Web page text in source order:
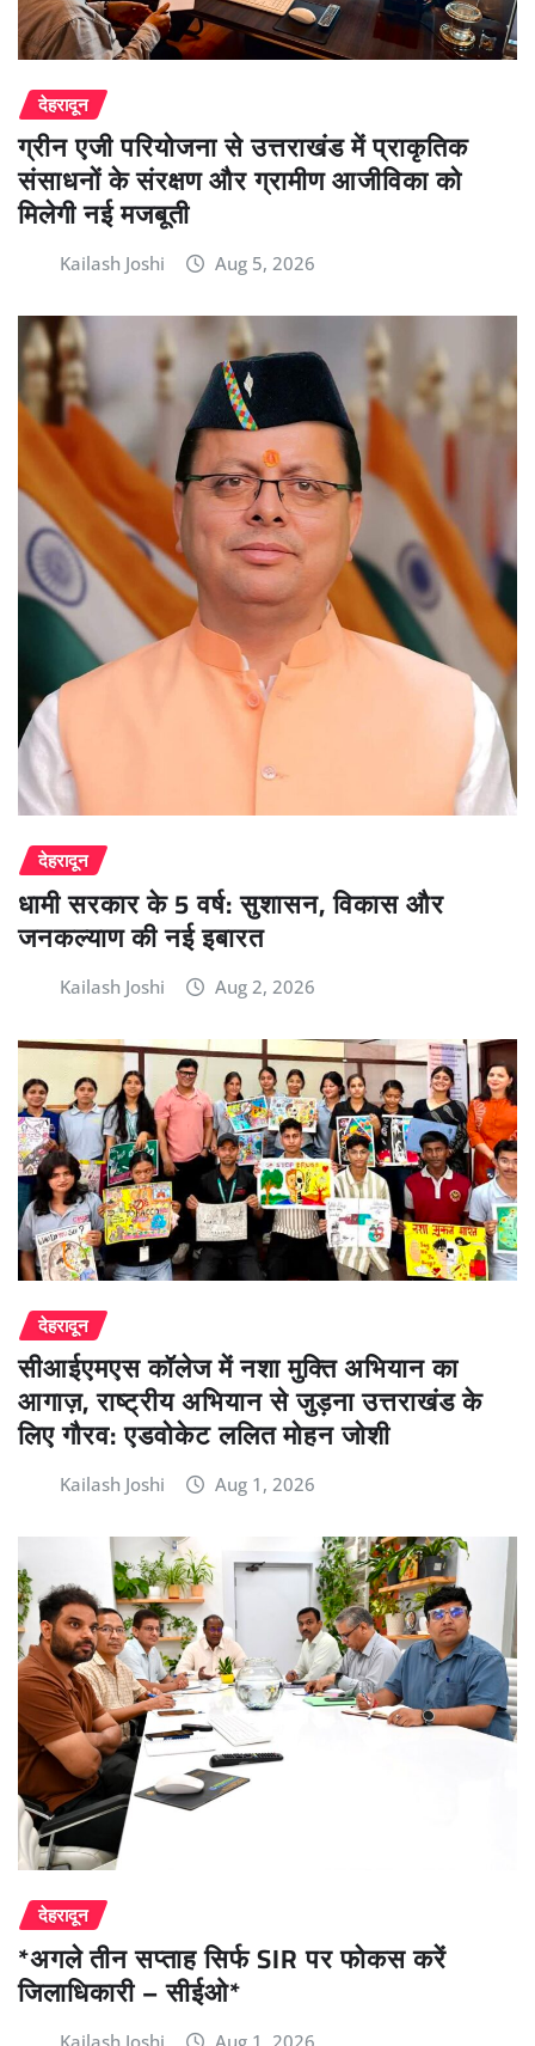
देहरादून
ग्रीन एजी परियोजना से उत्तराखंड में प्राकृतिक
संसाधनों के संरक्षण और ग्रामीण आजीविका को
मिलेगी नई मजबूती
Kailash Joshi Aug 5, 2026
देहरादून
धामी सरकार के 5 वर्ष: सुशासन, विकास और
जनकल्याण की नई इबारत
Kailash Joshi Aug 2, 2026
देहरादून
सीआईएमएस कॉलेज में नशा मुक्ति अभियान का
आगाज़, राष्ट्रीय अभियान से जुड़ना उत्तराखंड के
लिए गौरव: एडवोकेट ललित मोहन जोशी
Kailash Joshi Aug 1, 2026
देहरादून
*अगले तीन सप्ताह सिर्फ SIR पर फोकस करें
जिलाधिकारी – सीईओ*
Kailash Joshi Aug 1, 2026